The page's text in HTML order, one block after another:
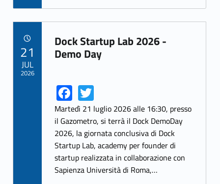
Link identifier archive #link-archive-68770
Dock Startup Lab 2026 -
Demo Day
Link identifier share facebook archive #share-link-archive-70989Fa
ce
b
o
o
k
Link identifier share twitter archive #share-link-archive-28497T
w
itt
er
Martedì 21 luglio 2026 alle 16:30, presso
il Gazometro, si terrà il Dock DemoDay
2026, la giornata conclusiva di Dock
Startup Lab, academy per founder di
startup realizzata in collaborazione con
Sapienza Università di Roma,…
21
JUL
2026